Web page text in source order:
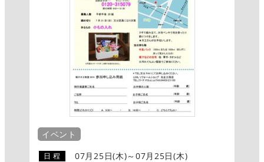
イベント
日 程 07月25日(木)～07月25日(木)